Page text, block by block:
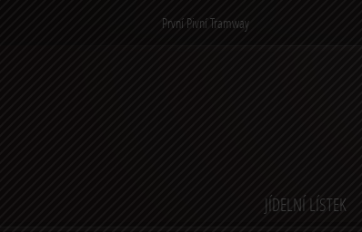
První Pivní Tramway
JÍDELNÍ LÍSTEK